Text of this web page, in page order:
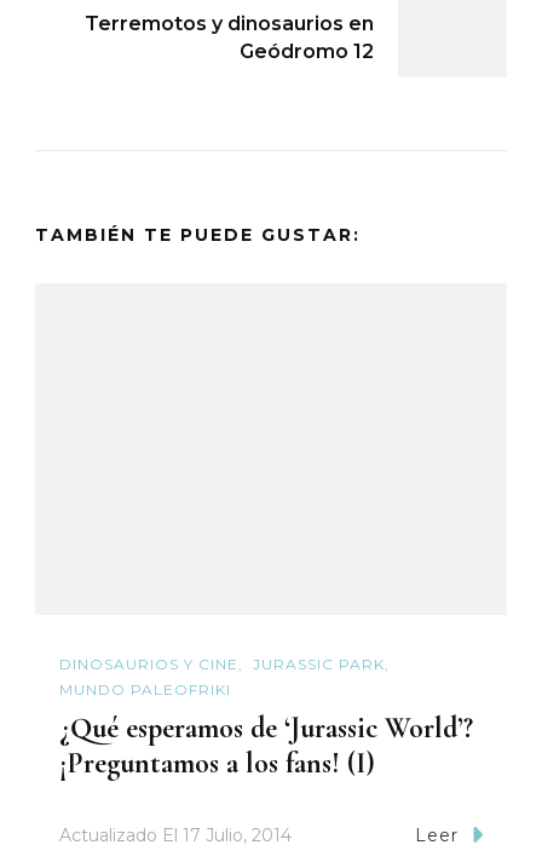
Terremotos y dinosaurios en
Geódromo 12
TAMBIÉN TE PUEDE GUSTAR:
DINOSAURIOS Y CINE
JURASSIC PARK
MUNDO PALEOFRIKI
¿Qué esperamos de ‘Jurassic World’?
¡Preguntamos a los fans! (I)
Actualizado El 17 Julio, 2014 Leer